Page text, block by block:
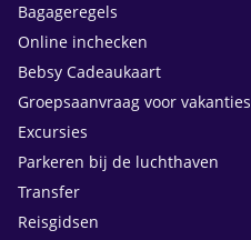
Bagageregels
Online inchecken
Bebsy Cadeaukaart
Groepsaanvraag voor vakanties
Excursies
Parkeren bij de luchthaven
Transfer
Reisgidsen